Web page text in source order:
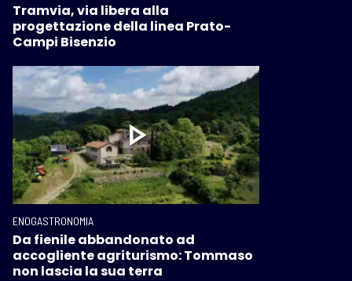
Tramvia, via libera alla
progettazione della linea Prato-
Campi Bisenzio
ENOGASTRONOMIA
Da fienile abbandonato ad
accogliente agriturismo: Tommaso
non lascia la sua terra